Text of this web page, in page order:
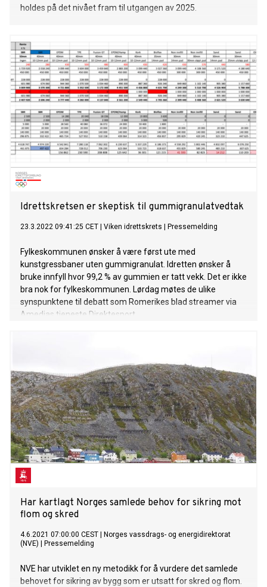
holdes på det nivået fram til utgangen av 2025.
Idrettskretsen er skeptisk til gummigranulatvedtak
23.3.2022 09:41:25 CET Viken idrettskrets Pressemelding
Fylkeskommunen ønsker å være først ute med
kunstgressbaner uten gummigranulat. Idretten ønsker å
bruke innfyll hvor 99,2 % av gummien er tatt vekk. Det er ikke
bra nok for fylkeskommunen. Lørdag møtes de ulike
synspunktene til debatt som Romerikes blad streamer via
Amedias tjeneste Direktesport.
Har kartlagt Norges samlede behov for sikring mot
flom og skred
4.6.2021 07:00:00 CEST
Norges vassdrags- og energidirektorat
(NVE)
Pressemelding
NVE har utviklet en ny metodikk for å vurdere det samlede
behovet for sikring av bygg som er utsatt for skred og flom.